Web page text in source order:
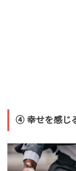
④ 幸せを感じ